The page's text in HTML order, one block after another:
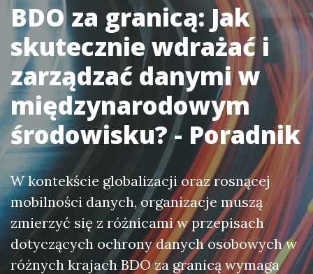
BDO za granicą: Jak
skutecznie wdrażać i
zarządzać danymi w
międzynarodowym
środowisku? - Poradnik
W kontekście globalizacji oraz rosnącej
mobilności danych, organizacje muszą
zmierzyć się z różnicami w przepisach
dotyczących ochrony danych osobowych w
różnych krajach BDO za granicą wymaga